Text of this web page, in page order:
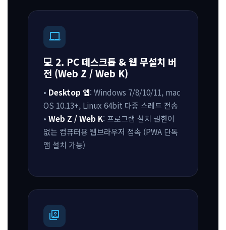
laptop_mac
💻 2. PC 데스크톱 & 웹 무설치 버
전 (Web Z / Web K)
• Desktop 앱: Windows 7/8/10/11, mac
OS 10.13+, Linux 64bit 다중 스레드 전송
• Web Z / Web K: 프로그램 설치 권한이
없는 컴퓨터용 웹브라우저 접속 (PWA 단독
앱 설치 가능)
switch_account